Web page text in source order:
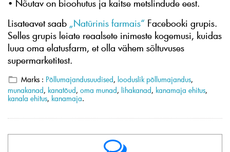
• Nõutav on bioohutus ja kaitse metslindude eest.
Lisateavet saab „Natūrinis farmais“ Facebooki grupis.
Selles grupis leiate reaalsete inimeste kogemusi, kuidas
luua oma elatusfarm, et olla vähem sõltuvuses
supermarketitest.
Marks : Põllumajandusuudised, looduslik põllumajandus,
munakanad, kanatõud, oma munad, lihakanad, kanamaja ehitus,
kanala ehitus, kanamaja.